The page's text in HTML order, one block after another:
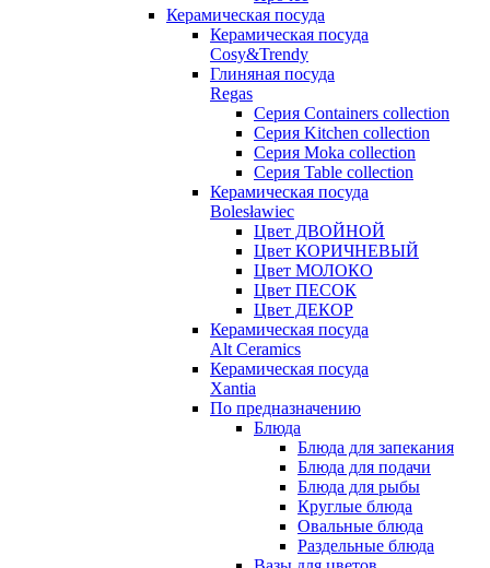
Керамическая посуда
Керамическая посуда
Cosy&Trendy
Глиняная посуда
Regas
Серия Containers collection
Серия Kitchen collection
Серия Moka collection
Серия Table collection
Керамическая посуда
Bolesławiec
Цвет ДВОЙНОЙ
Цвет КОРИЧНЕВЫЙ
Цвет МОЛОКО
Цвет ПЕСОК
Цвет ДЕКОР
Керамическая посуда
Alt Ceramics
Керамическая посуда
Xantia
По предназначению
Блюда
Блюда для запекания
Блюда для подачи
Блюда для рыбы
Круглые блюда
Овальные блюда
Раздельные блюда